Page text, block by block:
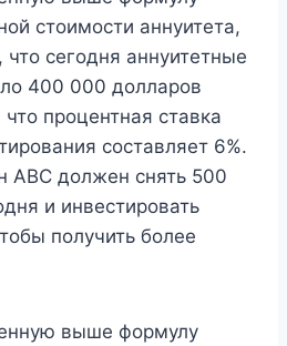
стоимости аннуитета,
сегодня аннуитетные
400 000 долларов
процентная ставка
составляет 6%.
ABC должен снять 500
и инвестировать
получить более
выше формулу